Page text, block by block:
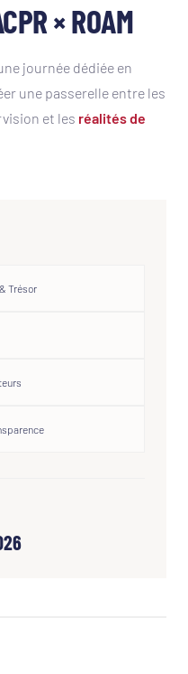
× ROAM
journée dédiée en
une passerelle entre les
et les réalités de
Trésor